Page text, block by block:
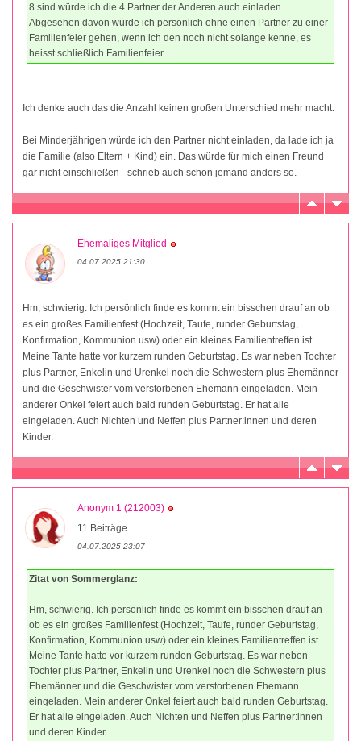
8 sind würde ich die 4 Partner der Anderen auch einladen.
Abgesehen davon würde ich persönlich ohne einen Partner zu einer
Familienfeier gehen, wenn ich den noch nicht solange kenne, es
heisst schließlich Familienfeier.
Ich denke auch das die Anzahl keinen großen Unterschied mehr macht.
Bei Minderjährigen würde ich den Partner nicht einladen, da lade ich ja
die Familie (also Eltern + Kind) ein. Das würde für mich einen Freund
gar nicht einschließen - schrieb auch schon jemand anders so.
Ehemaliges Mitglied
04.07.2025 21:30
Hm, schwierig. Ich persönlich finde es kommt ein bisschen drauf an ob
es ein großes Familienfest (Hochzeit, Taufe, runder Geburtstag,
Konfirmation, Kommunion usw) oder ein kleines Familientreffen ist.
Meine Tante hatte vor kurzem runden Geburtstag. Es war neben Tochter
plus Partner, Enkelin und Urenkel noch die Schwestern plus Ehemänner
und die Geschwister vom verstorbenen Ehemann eingeladen. Mein
anderer Onkel feiert auch bald runden Geburtstag. Er hat alle
eingeladen. Auch Nichten und Neffen plus Partner:innen und deren
Kinder.
Anonym 1 (212003)
11 Beiträge
04.07.2025 23:07
Zitat von Sommerglanz:
Hm, schwierig. Ich persönlich finde es kommt ein bisschen drauf an
ob es ein großes Familienfest (Hochzeit, Taufe, runder Geburtstag,
Konfirmation, Kommunion usw) oder ein kleines Familientreffen ist.
Meine Tante hatte vor kurzem runden Geburtstag. Es war neben
Tochter plus Partner, Enkelin und Urenkel noch die Schwestern plus
Ehemänner und die Geschwister vom verstorbenen Ehemann
eingeladen. Mein anderer Onkel feiert auch bald runden Geburtstag.
Er hat alle eingeladen. Auch Nichten und Neffen plus Partner:innen
und deren Kinder.